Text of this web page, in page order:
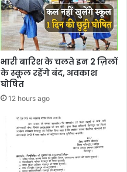
भारी बारिश के चलते इन 2 ज़िलों
के स्कूल रहेंगे बंद, अवकाश
घोषित
12 hours ago